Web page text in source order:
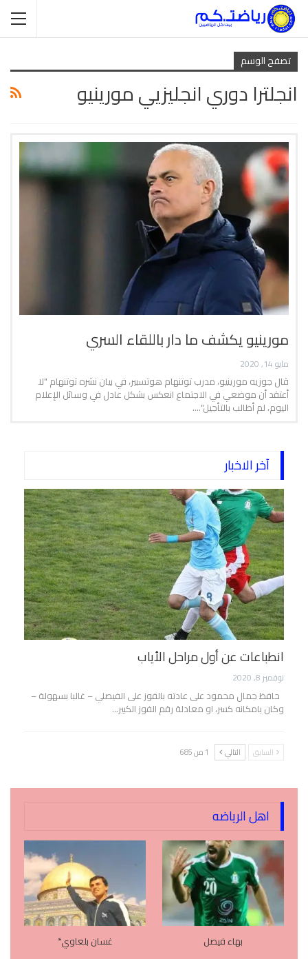
تصفح الوسم
انجلترا دوري انجليزيي مورينيو
مورينيو يكشف ما دار باللقاء السري
مايو 14, 2020
قال جوزيه مورينيو، مدرب توتنهام هوتسبير، في بيان نشره توتنهام "لا
أعتقد أن موضعي في الاجتماع انعكس بشكل عادل في وسائل الإعلام
اليوم، لم أطالب بالتأجيل".…
آخر الاخبار
انطباعات عن أول مراحل الأياب
نوفمبر 8, 2020
حافظ جمال محمود على عادته بالفوز على الفيصلي – غالبا بسهولة –
وكان بامكانه كسر، او معادلة رقم الفوز الكبير…
السابق التالي 1 من 685
اهل الرياضه
بهاء فيصل غسان بلعاوي*